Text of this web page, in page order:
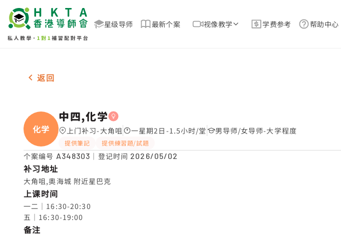
星级导师 最新个案 视像教学 学费参考 帮助中心
女-1名 中四,化学，大角咀 补习推介
返回
化学
中四,化学
上门补习-大角咀 一星期2日-1.5小时/堂 男导师/女导师-大学程度
提供筆記 提供練習題/試題
个案编号 A348303 ｜登记时间 2026/05/02
补习地址
大角咀,奧海城 附近星巴克
上课时间
一二｜16:30-20:30
五｜16:30-19:00
备注